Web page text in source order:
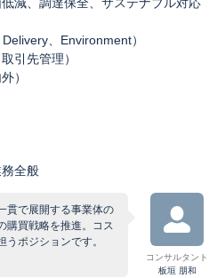
減、調達保全、サステナブル対応
、Environment）
引先管理）
）
務全般
貫で展開する事業体の
購買戦略を推進。コス
うポジションです。
コンサルタント
板垣 朋和